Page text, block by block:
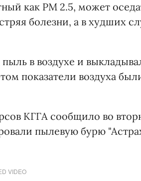
как PM 2.5, может
болезни, а в худших
в воздухе и
показатели воздуха
КГГА сообщило во
пылевую бурю
VIDEO